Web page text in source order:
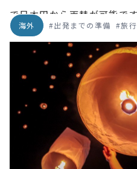
で日本円から両替が可能で
ーツを用意すればよいか、
どこでするといいのかなど
について解説します。
海外 #出発までの準備 #旅